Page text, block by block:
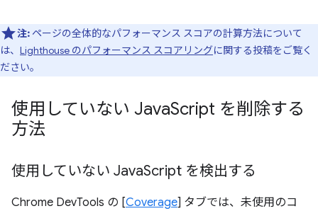
注: ページの全体的なパフォーマンス スコアの計算方法について
は、 Lighthouse のパフォーマンス スコアリングに関する投稿をご覧く
ださい。
使用していない JavaScript を削除する
方法
使用していない JavaScript を検出する
Chrome DevTools の [Coverage] タブでは、未使用のコ